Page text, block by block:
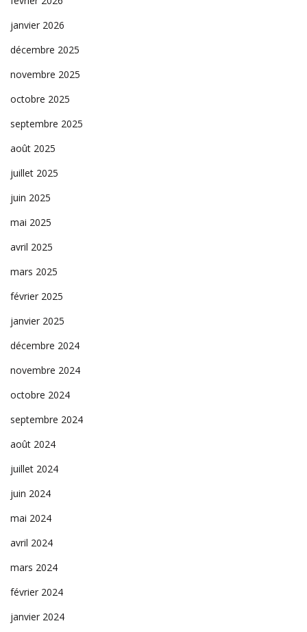
janvier 2026
décembre 2025
novembre 2025
octobre 2025
septembre 2025
août 2025
juillet 2025
juin 2025
mai 2025
avril 2025
mars 2025
février 2025
janvier 2025
décembre 2024
novembre 2024
octobre 2024
septembre 2024
août 2024
juillet 2024
juin 2024
mai 2024
avril 2024
mars 2024
février 2024
janvier 2024